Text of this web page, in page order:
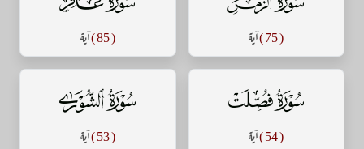
( 75 ) آية ( 85 ) آية
سورة فصلت
( 54 ) آية
سورة الشورى
( 53 ) آية